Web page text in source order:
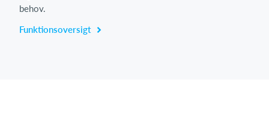
behov.
Funktionsoversigt